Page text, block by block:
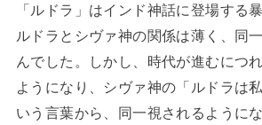
「ルドラ」はインド神話に登場する
ルドラとシヴァ神の関係は薄く、同
んでした。しかし、時代が進むにつ
ようになり、シヴァ神の「ルドラは
いう言葉から、同一視されるように